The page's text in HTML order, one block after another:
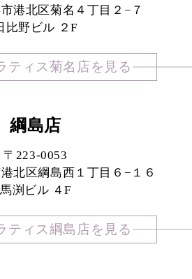
港北区菊名４丁目２−７
比野ビル ２F
ティス菊名店を見る
綱島店
〒223-0053
北区綱島西１丁目６−１６
馬渕ビル ４F
ティス綱島店を見る